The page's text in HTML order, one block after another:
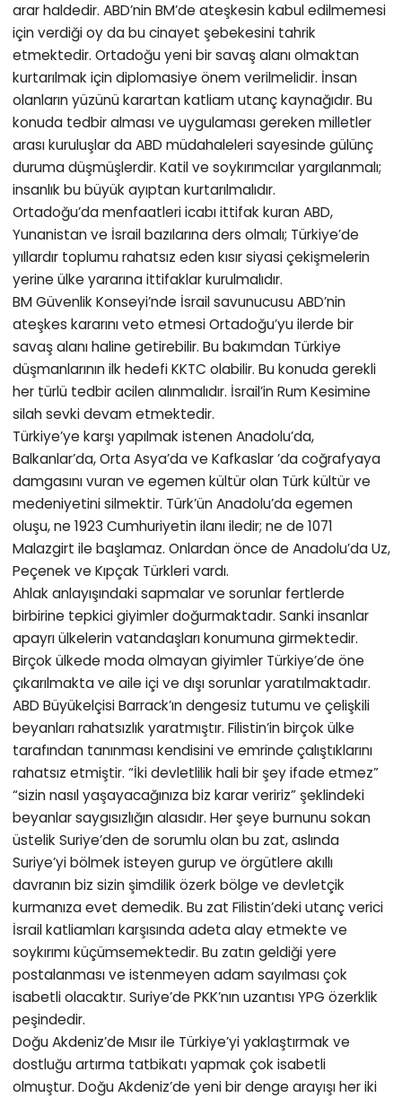
arar haldedir. ABD’nin BM’de ateşkesin kabul edilmemesi
için verdiği oy da bu cinayet şebekesini tahrik
etmektedir. Ortadoğu yeni bir savaş alanı olmaktan
kurtarılmak için diplomasiye önem verilmelidir. İnsan
olanların yüzünü karartan katliam utanç kaynağıdır. Bu
konuda tedbir alması ve uygulaması gereken milletler
arası kuruluşlar da ABD müdahaleleri sayesinde gülünç
duruma düşmüşlerdir. Katil ve soykırımcılar yargılanmalı;
insanlık bu büyük ayıptan kurtarılmalıdır.
Ortadoğu’da menfaatleri icabı ittifak kuran ABD,
Yunanistan ve İsrail bazılarına ders olmalı; Türkiye’de
yıllardır toplumu rahatsız eden kısır siyasi çekişmelerin
yerine ülke yararına ittifaklar kurulmalıdır.
BM Güvenlik Konseyi’nde İsrail savunucusu ABD’nin
ateşkes kararını veto etmesi Ortadoğu’yu ilerde bir
savaş alanı haline getirebilir. Bu bakımdan Türkiye
düşmanlarının ilk hedefi KKTC olabilir. Bu konuda gerekli
her türlü tedbir acilen alınmalıdır. İsrail’in Rum Kesimine
silah sevki devam etmektedir.
Türkiye’ye karşı yapılmak istenen Anadolu’da,
Balkanlar’da, Orta Asya’da ve Kafkaslar ’da coğrafyaya
damgasını vuran ve egemen kültür olan Türk kültür ve
medeniyetini silmektir. Türk’ün Anadolu’da egemen
oluşu, ne 1923 Cumhuriyetin ilanı iledir; ne de 1071
Malazgirt ile başlamaz. Onlardan önce de Anadolu’da Uz,
Peçenek ve Kıpçak Türkleri vardı.
Ahlak anlayışındaki sapmalar ve sorunlar fertlerde
birbirine tepkici giyimler doğurmaktadır. Sanki insanlar
apayrı ülkelerin vatandaşları konumuna girmektedir.
Birçok ülkede moda olmayan giyimler Türkiye’de öne
çıkarılmakta ve aile içi ve dışı sorunlar yaratılmaktadır.
ABD Büyükelçisi Barrack’ın dengesiz tutumu ve çelişkili
beyanları rahatsızlık yaratmıştır. Filistin’in birçok ülke
tarafından tanınması kendisini ve emrinde çalıştıklarını
rahatsız etmiştir. “İki devletlilik hali bir şey ifade etmez”
“sizin nasıl yaşayacağınıza biz karar veririz” şeklindeki
beyanlar saygısızlığın alasıdır. Her şeye burnunu sokan
üstelik Suriye’den de sorumlu olan bu zat, aslında
Suriye’yi bölmek isteyen gurup ve örgütlere akıllı
davranın biz sizin şimdilik özerk bölge ve devletçik
kurmanıza evet demedik. Bu zat Filistin’deki utanç verici
İsrail katliamları karşısında adeta alay etmekte ve
soykırımı küçümsemektedir. Bu zatın geldiği yere
postalanması ve istenmeyen adam sayılması çok
isabetli olacaktır. Suriye’de PKK’nın uzantısı YPG özerklik
peşindedir.
Doğu Akdeniz’de Mısır ile Türkiye’yi yaklaştırmak ve
dostluğu artırma tatbikatı yapmak çok isabetli
olmuştur. Doğu Akdeniz’de yeni bir denge arayışı her iki